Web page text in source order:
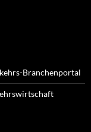
Branchenportal